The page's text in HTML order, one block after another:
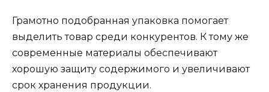
Грамотно подобранная упаковка помогает
выделить товар среди конкурентов. К тому же
современные материалы обеспечивают
хорошую защиту содержимого и увеличивают
срок хранения продукции.